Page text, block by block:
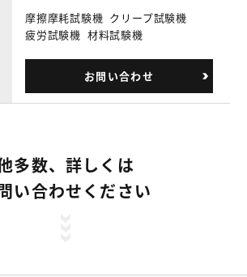
摩擦摩耗試験機 クリープ試験機
疲労試験機 材料試験機
お問い合わせ
多数、詳しくは
い合わせください